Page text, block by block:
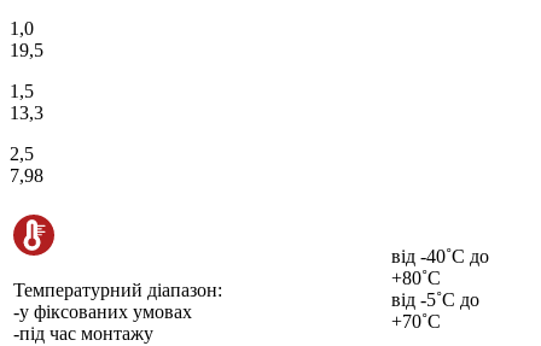
1,0
19,5
1,5
13,3
2,5
7,98
Температурний діапазон:
-у фіксованих умовах
-під час монтажу
від -40˚С до
+80˚С
від -5˚С до
+70˚С